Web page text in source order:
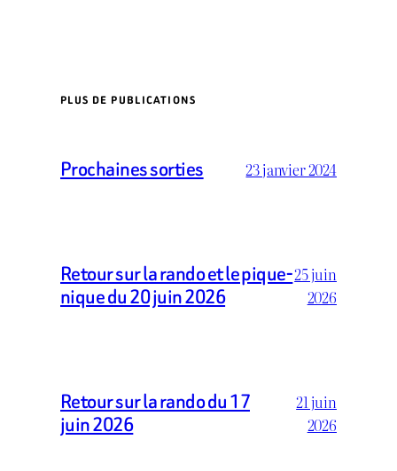
PLUS DE PUBLICATIONS
Prochaines sorties 23 janvier 2024
Retour sur la rando et le pique-
nique du 20 juin 2026
25 juin
2026
Retour sur la rando du 17
juin 2026
21 juin
2026